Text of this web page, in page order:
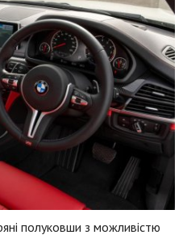
полуковши з можливістю